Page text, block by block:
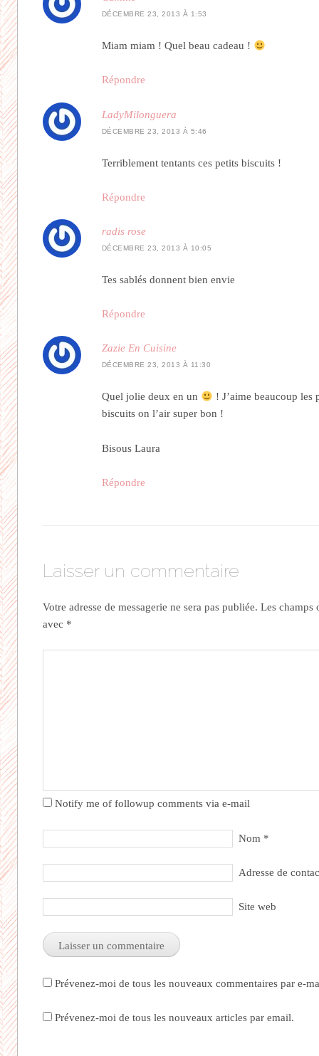
DÉCEMBRE 23, 2013 À 1:53
Miam miam ! Quel beau cadeau !
Répondre
LadyMilonguera
DÉCEMBRE 23, 2013 À 5:46
Terriblement tentants ces petits biscuits !
Répondre
radis rose
DÉCEMBRE 23, 2013 À 10:05
Tes sablés donnent bien envie
Répondre
Zazie En Cuisine
DÉCEMBRE 23, 2013 À 11:30
Quel jolie deux en un
! J’aime beaucoup les
biscuits on l’air super bon !
Bisous Laura
Répondre
Laisser un commentaire
Votre adresse de messagerie ne sera pas publiée. Les champs
avec *
Notify me of followup comments via e-mail
Nom *
Adresse de
Site web
Prévenez-moi de tous les nouveaux commentaires par e-
Prévenez-moi de tous les nouveaux articles par email.